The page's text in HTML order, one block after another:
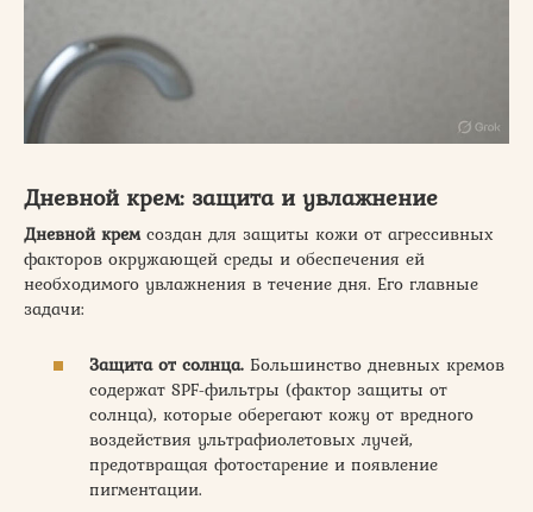
Дневной крем: защита и увлажнение
Дневной кремсоздан для защиты кожи от агрессивных
факторов окружающей среды и обеспечения ей
необходимого увлажнения в течение дня. Его главные
задачи:
Защита от солнца. Большинство дневных кремов
содержат SPF-фильтры (фактор защиты от
солнца), которые оберегают кожу от вредного
воздействия ультрафиолетовых лучей,
предотвращая фотостарение и появление
пигментации.